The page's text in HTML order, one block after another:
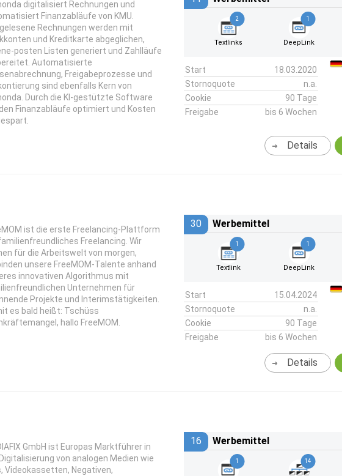
digitalisiert Rechnungen und
Finanzabläufe von KMU.
Rechnungen werden mit
und Kreditkarte abgeglichen,
posten Listen generiert und Zahlläufe
Automatisierte
Freigabeprozesse und
sind ebenfalls Kern von
Durch die KI-gestützte Software
Finanzabläufe optimiert und Kosten
2
Textlinks
1
DeepLink
Start
18.03.2020
Stornoquote
n.a.
Cookie
90 Tage
Freigabe
bis 6 Wochen
Details
ist die erste Freelancing-Plattform
Freelancing. Wir
für die Arbeitswelt von morgen,
unsere FreeMOM-Talente anhand
innovativen Algorithmus mit
Unternehmen für
Projekte und Interimstätigkeiten.
es bald heißt: Tschüss
hallo FreeMOM.
30 Werbemittel
1
Textlink
1
DeepLink
Start
15.04.2024
Stornoquote
n.a.
Cookie
90 Tage
Freigabe
bis 6 Wochen
Details
GmbH ist Europas Marktführer in
von analogen Medien wie
Videokassetten, Negativen,
16 Werbemittel
1 14